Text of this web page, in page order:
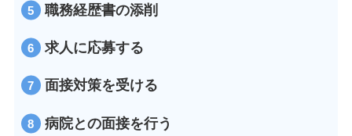
職務経歴書の添削
求人に応募する
面接対策を受ける
病院との面接を行う